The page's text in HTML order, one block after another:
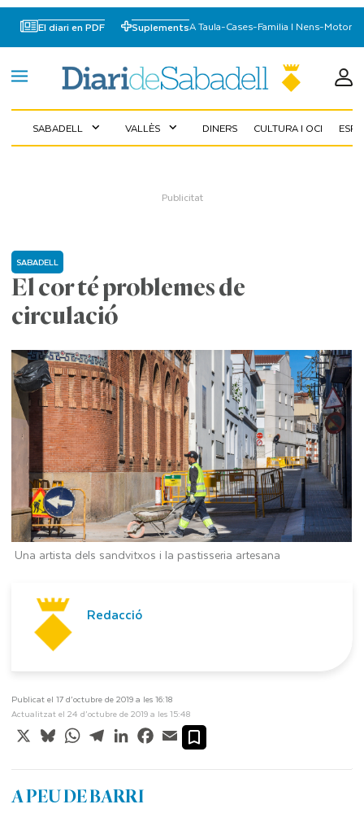
El diari en PDF SuplementsA Taula-Cases-Familia I Nens-Motor
SABADELL expand_more VALLÈS expand_more DINERS CULTURA I OCI
El cor té problemes de
circulació
SABADELL
Una artista dels sandvitxos i la pastisseria artesana
Redacció
Publicat el 17 d’octubre de 2019 a les 16:18
Actualitzat el 24 d’octubre de 2019 a les 15:48
X BlueskyWhatsApp
TelegramLinkedInFacebook
Email
A PEU DE BARRI